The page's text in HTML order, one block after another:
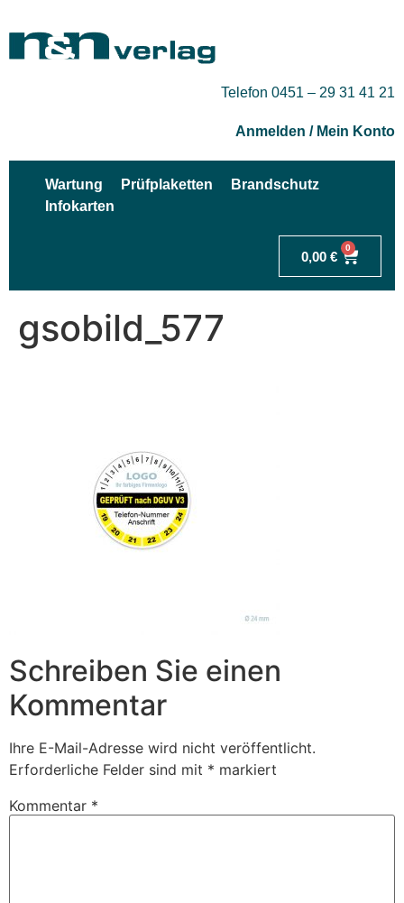
Telefon 0451 – 29 31 41 21
Anmelden / Mein Konto
Wartung Prüfplaketten
Brandschutz
Infokarten
0,00 €
0
gsobild_577
Schreiben Sie einen
Kommentar
Ihre E-Mail-Adresse wird nicht veröffentlicht.
Erforderliche Felder sind mit * markiert
Kommentar *